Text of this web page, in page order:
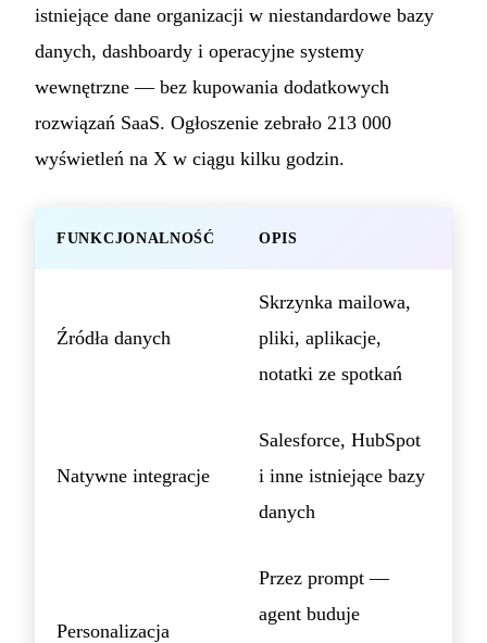
istniejące dane organizacji w niestandardowe bazy
danych, dashboardy i operacyjne systemy
wewnętrzne — bez kupowania dodatkowych
rozwiązań SaaS. Ogłoszenie zebrało 213 000
wyświetleń na X w ciągu kilku godzin.
FUNKCJONALNOŚĆ OPIS
Źródła danych
Skrzynka mailowa,
pliki, aplikacje,
notatki ze spotkań
Natywne integracje
Salesforce, HubSpot
i inne istniejące bazy
danych
Personalizacja
Przez prompt —
agent buduje